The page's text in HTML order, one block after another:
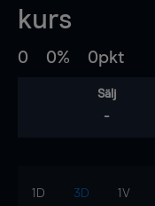
kurs
0 0% 0pkt
Sälj
-
1D 3D 1V